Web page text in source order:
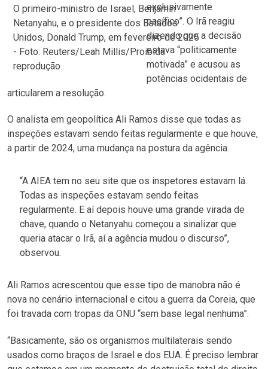
O primeiro-ministro de Israel, Benjamin
Netanyahu, e o presidente dos Estados
Unidos, Donald Trump, em fevereiro de 2025
- Foto: Reuters/Leah Millis/Proibida
reprodução
exclusivamente
pacífico”. O Irã reagiu
dizendo que a decisão
estava “politicamente
motivada” e acusou as
potências ocidentais de
articularem a resolução.
O analista em geopolítica Ali Ramos disse que todas as
inspeções estavam sendo feitas regularmente e que houve,
a partir de 2024, uma mudança na postura da agência.
“A AIEA tem no seu site que os inspetores estavam lá.
Todas as inspeções estavam sendo feitas
regularmente. E aí depois houve uma grande virada de
chave, quando o Netanyahu começou a sinalizar que
queria atacar o Irã, aí a agência mudou o discurso”,
observou.
Ali Ramos acrescentou que esse tipo de manobra não é
nova no cenário internacional e citou a guerra da Coreia, que
foi travada com tropas da ONU “sem base legal nenhuma”.
“Basicamente, são os organismos multilaterais sendo
usados como braços de Israel e dos EUA. É preciso lembrar